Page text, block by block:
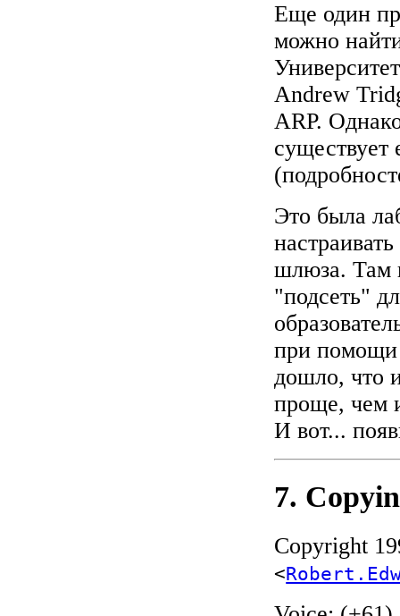
Еще один
можно
Andrew
ARP.
Это была
шлюза. Там
"подсеть"
при помощи
дошло, что
проще, чем
И вот...
7.
Copyright
<